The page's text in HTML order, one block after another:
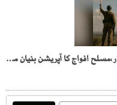
22اپریل تا 10مئی کی صورتحال معرکہ حق قرار،مسلح افواج کا آپریشن بنیان مرصوص کی کامیاب تکمیل کا اعلان